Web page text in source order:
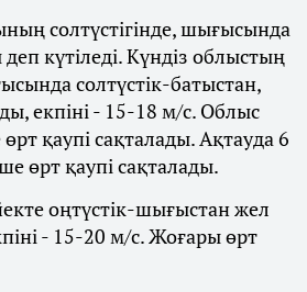
солтүстігінде, шығысында
күтіледі. Күндіз облыстың
солтүстік-батыстан,
екпіні - 15-18 м/с. Облыс
қаупі сақталады. Ақтауда 6
өрт қаупі сақталады.
оңтүстік-шығыстан жел
- 15-20 м/с. Жоғары өрт